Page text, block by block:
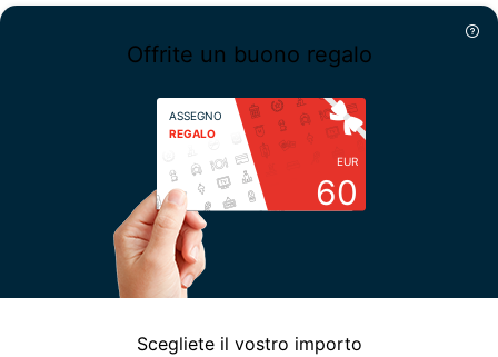
Offrite un buono regalo
ASSEGNO
REGALO
EUR
60
Scegliete il vostro importo